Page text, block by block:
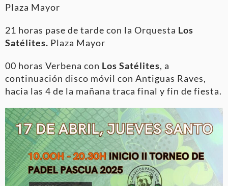
Plaza Mayor
21 horas pase de tarde con la Orquesta Los
Satélites. Plaza Mayor
00 horas Verbena con Los Satélites, a
continuación disco móvil con Antiguas Raves,
hacia las 4 de la mañana traca final y fin de fiesta.